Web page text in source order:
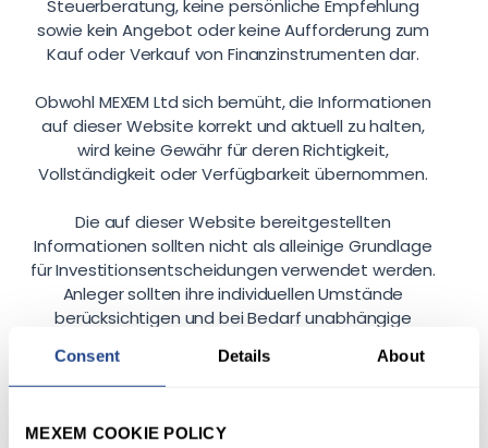
Consent Details About
MEXEM COOKIE POLICY
Steuerberatung, keine persönliche Empfehlung
sowie kein Angebot oder keine Aufforderung zum
Kauf oder Verkauf von Finanzinstrumenten dar.
Obwohl MEXEM Ltd sich bemüht, die Informationen
auf dieser Website korrekt und aktuell zu halten,
wird keine Gewähr für deren Richtigkeit,
Vollständigkeit oder Verfügbarkeit übernommen.
Die auf dieser Website bereitgestellten
Informationen sollten nicht als alleinige Grundlage
für Investitionsentscheidungen verwendet werden.
Anleger sollten ihre individuellen Umstände
berücksichtigen und bei Bedarf unabhängige
Die Wertentwicklung in der Vergangenheit ist kein
Marktkommentare, Research- und Bildungsinhalte